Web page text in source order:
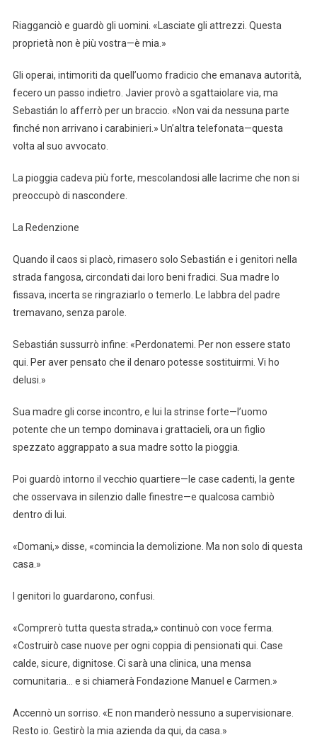
Riagganciò e guardò gli uomini. «Lasciate gli attrezzi. Questa
proprietà non è più vostra—è mia.»
Gli operai, intimoriti da quell’uomo fradicio che emanava autorità,
fecero un passo indietro. Javier provò a sgattaiolare via, ma
Sebastián lo afferrò per un braccio. «Non vai da nessuna parte
finché non arrivano i carabinieri.» Un’altra telefonata—questa
volta al suo avvocato.
La pioggia cadeva più forte, mescolandosi alle lacrime che non si
preoccupò di nascondere.
La Redenzione
Quando il caos si placò, rimasero solo Sebastián e i genitori nella
strada fangosa, circondati dai loro beni fradici. Sua madre lo
fissava, incerta se ringraziarlo o temerlo. Le labbra del padre
tremavano, senza parole.
Sebastián sussurrò infine: «Perdonatemi. Per non essere stato
qui. Per aver pensato che il denaro potesse sostituirmi. Vi ho
delusi.»
Sua madre gli corse incontro, e lui la strinse forte—l’uomo
potente che un tempo dominava i grattacieli, ora un figlio
spezzato aggrappato a sua madre sotto la pioggia.
Poi guardò intorno il vecchio quartiere—le case cadenti, la gente
che osservava in silenzio dalle finestre—e qualcosa cambiò
dentro di lui.
«Domani,» disse, «comincia la demolizione. Ma non solo di questa
casa.»
I genitori lo guardarono, confusi.
«Comprerò tutta questa strada,» continuò con voce ferma.
«Costruirò case nuove per ogni coppia di pensionati qui. Case
calde, sicure, dignitose. Ci sarà una clinica, una mensa
comunitaria… e si chiamerà Fondazione Manuel e Carmen.»
Accennò un sorriso. «E non manderò nessuno a supervisionare.
Resto io. Gestirò la mia azienda da qui, da casa.»